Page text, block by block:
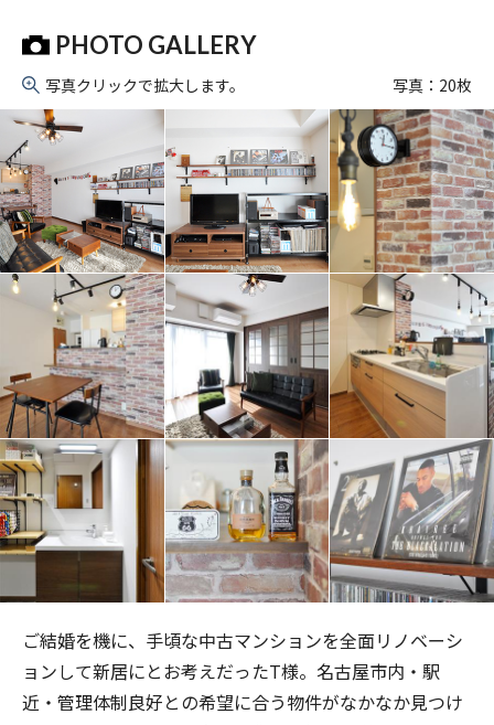
PHOTO GALLERY
写真クリックで拡大します。 写真： 20枚
ご結婚を機に、手頃な中古マンションを全面リノベーシ
ョンして新居にとお考えだったT様。名古屋市内・駅
近・管理体制良好との希望に合う物件がなかなか見つけ